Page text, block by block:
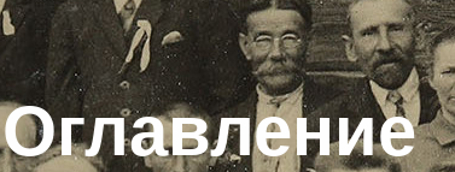
Оглавление